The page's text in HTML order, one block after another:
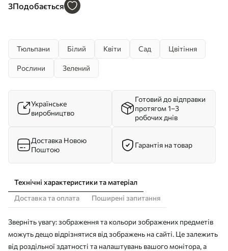
s43435
3Подобається
Тюльпани Білий Квіти Сад Цвітіння
Рослини Зелений
Українське
виробництво
Готовий до відправки
протягом 1–3
робочих днів
Доставка Новою
Поштою
Гарантія на товар
Технічні характеристики та матеріал
Доставка та оплата
Поширені запитання
Зверніть увагу: зображення та кольори зображених предметів
можуть дещо відрізнятися від зображень на сайті. Це залежить
від роздільної здатності та налаштувань вашого монітора, а